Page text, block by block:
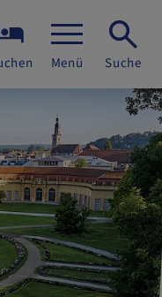
Menü Suche